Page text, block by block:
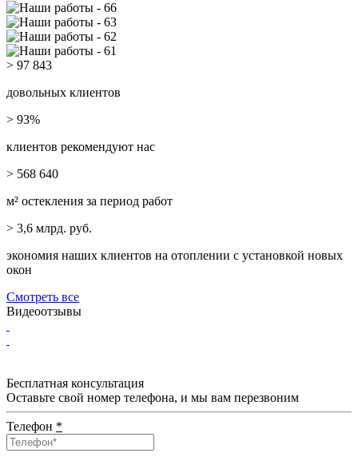
> 97 843
довольных клиентов
> 93%
клиентов рекомендуют нас
> 568 640
м² остекления за период работ
> 3,6 млрд. руб.
экономия наших клиентов на отоплении с установкой новых
окон
Смотреть все
Видеоотзывы
Бесплатная консультация
Оставьте свой номер телефона, и мы вам перезвоним
Телефон *